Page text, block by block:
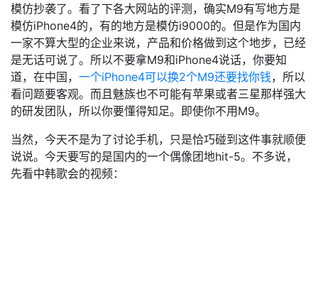
模仿抄袭了。看了下各大网站的评测，确实M9有写地方是
模仿iPhone4的，有的地方是模仿i9000的。但是作为国内
一家不算大型的企业来说，产品和价格做到这个地步，已经
是无话可说了。所以不要拿M9和iPhone4说话，你要知
道，在中国， 一个iPhone4可以换2个M9还要找你钱，所以
看问题要客观。而且魅族也不可能有苹果或者三星那样强大
的研发团队，所以你要懂得知足。即使你不用M9。
当然，今天不是为了讨论手机，只是恰巧碰到这件事就顺便
说说。今天要写的是国内的一个偶像团地hit-5。不多说，
先看中韩歌会的视频：